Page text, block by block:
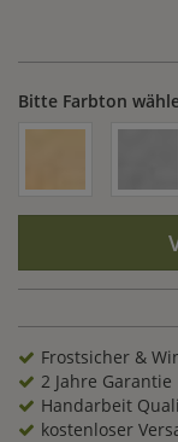
beliebte
klassisches und
Erscheinung auch
frostsicher ist,
Einfassung und
Pinie als Deko
hochwertige
bestellen und
Bitte Farbton
Frostsicher &
2 Jahre Garantie
Handarbeit
kostenloser